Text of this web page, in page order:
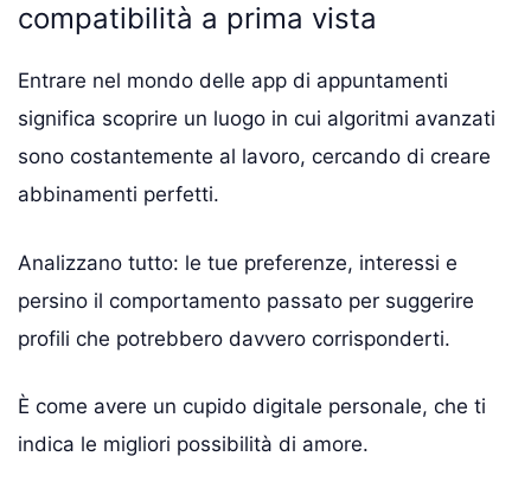
compatibilità a prima vista
Entrare nel mondo delle app di appuntamenti
significa scoprire un luogo in cui algoritmi avanzati
sono costantemente al lavoro, cercando di creare
abbinamenti perfetti.
Analizzano tutto: le tue preferenze, interessi e
persino il comportamento passato per suggerire
profili che potrebbero davvero corrisponderti.
È come avere un cupido digitale personale, che ti
indica le migliori possibilità di amore.